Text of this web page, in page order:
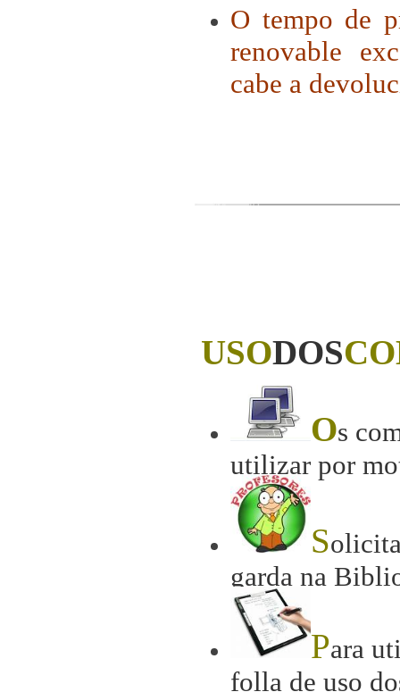
O tempo de
renovable
cabe a
USODOS
Os
utilizar por
S
garda na
Para
folla de uso